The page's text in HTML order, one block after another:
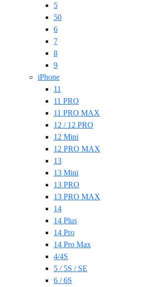
5
50
6
7
8
9
iPhone
11
11 PRO
11 PRO MAX
12 / 12 PRO
12 Mini
12 PRO MAX
13
13 Mini
13 PRO
13 PRO MAX
14
14 Plus
14 Pro
14 Pro Max
4/4S
5 / 5S / SE
6 / 6S